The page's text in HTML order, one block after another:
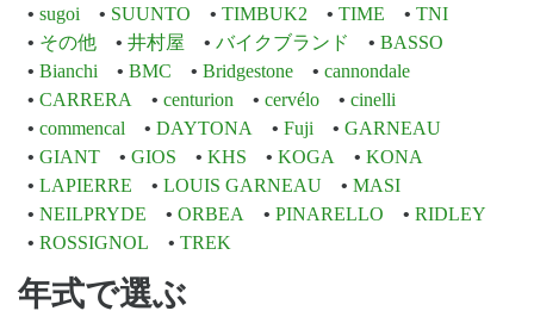
sugoi
SUUNTO TIMBUK2 TIME
TNI
その他
井村屋 バイクブランド
BASSO
Bianchi
BMC Bridgestone
cannondale
CARRERA
centurion cervélo
cinelli
commencal
DAYTONA Fuji
GARNEAU
GIANT
GIOS KHS KOGA
KONA
LAPIERRE
LOUIS GARNEAU
MASI
NEILPRYDE
ORBEA PINARELLO
RIDLEY
ROSSIGNOL
TREK
年式で選ぶ